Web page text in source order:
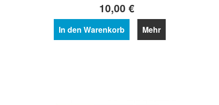
10,00 €
In den Warenkorb Mehr